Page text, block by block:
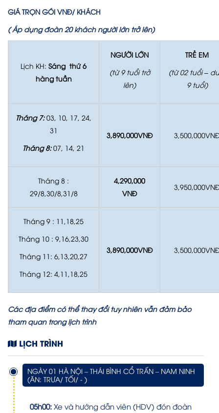
GIÁ TRỌN GÓI VNĐ/ KHÁCH
( Áp dụng đoàn 20 khách người lớn trở lên)
Lịch KH: Sáng thứ 6
hàng tuần
NGƯỜI LỚN
(từ 9 tuổi trở
lên)
TRẺ EM
(từ 02 tuổi –
9 tuổi)
Tháng 7:03, 10, 17, 24,
31
Tháng 8:07, 14, 21
3,890,000VNĐ
Tháng 8 :
29/8,30/8,31/8
4,290,000
VNĐ
Tháng 9 : 11,18,25
Tháng 10 : 9,16,23,30
Tháng 11: 6,13,20,27
Tháng 12: 4,11,18,25
3,890,000VNĐ
Các địa điểm có thể thay đổi tuy nhiên vẫn đảm bảo
tham quan trong lịch trình
LỊCH TRÌNH
NGÀY 01 HÀ NỘI – THÁI BÌNH CỔ TRẤN – NAM NINH
(ĂN: TRƯA/ TỐI/ - )
05h00: Xe và hướng dẫn viên (HDV) đón đoàn